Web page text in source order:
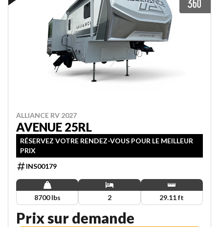
ALLIANCE RV 2027
AVENUE 25RL
RÉSERVEZ VOTRE RENDEZ-VOUS POUR LE MEILLEUR
PRIX
INS00179
8700 lbs 2 29.11 ft
Prix sur demande